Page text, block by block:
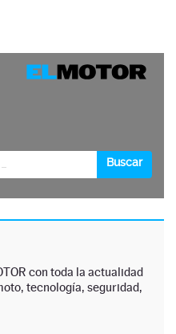
con toda la actualidad
tecnología, seguridad,